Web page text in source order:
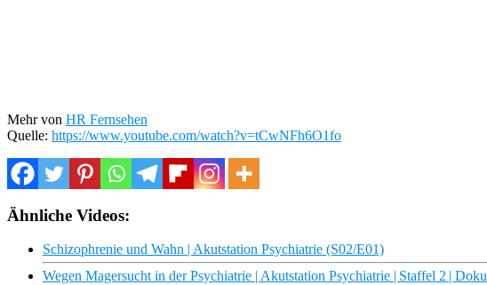
Mehr von HR Fernsehen
Quelle: https://www.youtube.com/watch?v=tCwNFh6O1fo
Ähnliche Videos:
Schizophrenie und Wahn | Akutstation Psychiatrie (S02/E01)
Wegen Magersucht in der Psychiatrie | Akutstation Psychiatrie | Staffel 2 | Doku